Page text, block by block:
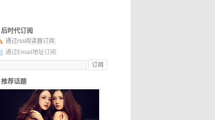
后时代订阅
通过rss阅读器订阅:
通过Email地址订阅:
推荐话题